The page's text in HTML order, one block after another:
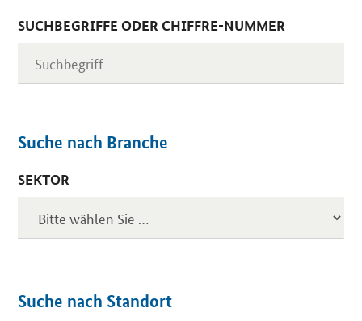
SUCHBEGRIFFE ODER CHIFFRE-NUMMER
Suche nach Branche
SEKTOR
Suche nach Standort